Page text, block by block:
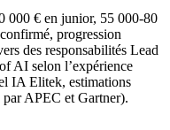
000 € en junior, 55 000-80
progression
des responsabilités Lead
AI selon l’expérience
IA Elitek, estimations
par APEC et Gartner).